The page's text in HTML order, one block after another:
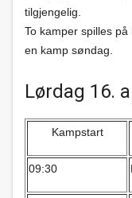
tilgjengelig.
To kamper spilles
en kamp søndag.
Lørdag 16.
Kampstart
09:30